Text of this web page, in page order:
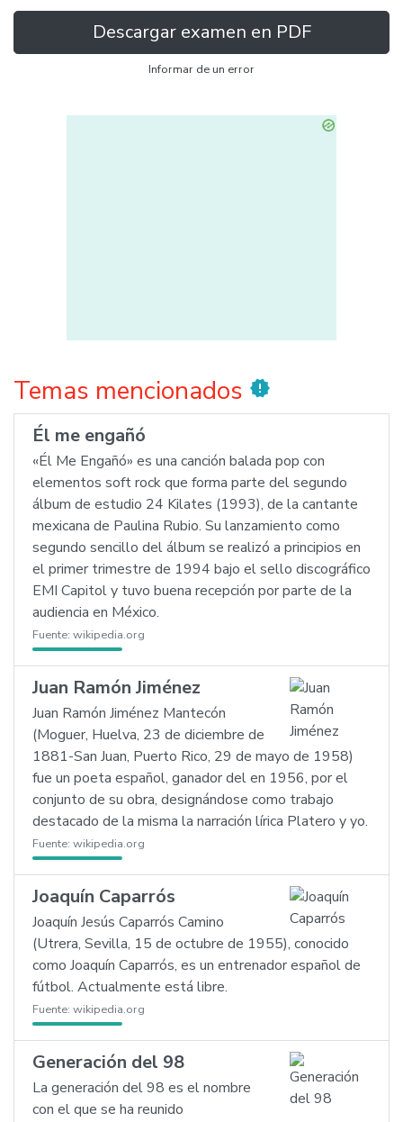
Descargar examen en PDF
Informar de un error
Temas mencionados new_releases
Él me engañó
«Él Me Engañó» es una canción balada pop con
elementos soft rock que forma parte del segundo
álbum de estudio 24 Kilates (1993), de la cantante
mexicana de Paulina Rubio. Su lanzamiento como
segundo sencillo del álbum se realizó a principios en
el primer trimestre de 1994 bajo el sello discográfico
EMI Capitol y tuvo buena recepción por parte de la
audiencia en México.
Fuente: wikipedia.org
Juan Ramón Jiménez
Juan Ramón Jiménez Mantecón
(Moguer, Huelva, 23 de diciembre de
1881-San Juan, Puerto Rico, 29 de mayo de 1958)
fue un poeta español, ganador del en 1956, por el
conjunto de su obra, designándose como trabajo
destacado de la misma la narración lírica Platero y yo.
Fuente: wikipedia.org
Joaquín Caparrós
Joaquín Jesús Caparrós Camino
(Utrera, Sevilla, 15 de octubre de 1955), conocido
como Joaquín Caparrós, es un entrenador español de
fútbol. Actualmente está libre.
Fuente: wikipedia.org
Generación del 98
La generación del 98 es el nombre
con el que se ha reunido